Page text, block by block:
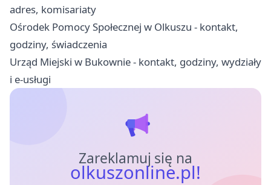
adres, komisariaty
Ośrodek Pomocy Społecznej w Olkuszu - kontakt,
godziny, świadczenia
Urząd Miejski w Bukownie - kontakt, godziny, wydziały
i e-usługi
Zareklamuj się na
olkuszonline.pl!